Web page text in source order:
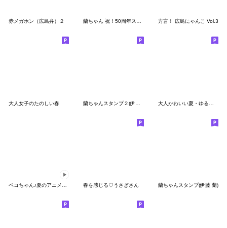
赤メガホン（広島弁）２ 蘭ちゃん 祝！50周年スタンプ(伊藤 蘭) 方言！ 広島にゃんこ Vol.3
大人女子のたのしい春
春を感じる♡うさぎさん 蘭ちゃんスタンプ(伊藤 蘭)